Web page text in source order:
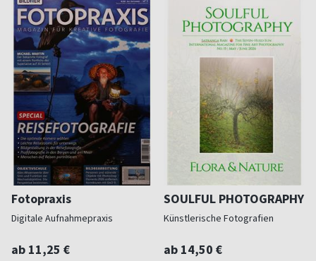
Fotopraxis
Digitale Aufnahmepraxis
ab 11,25 €
SOULFUL PHOTOGRAPHY
Künstlerische Fotografien
ab 14,50 €